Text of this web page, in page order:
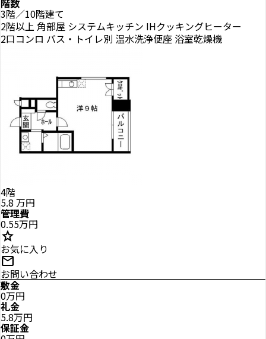
階数
3階／10階建て
2階以上 角部屋 システムキッチン IHクッキングヒーター
2口コンロ バス・トイレ別 温水洗浄便座 浴室乾燥機
4階
5.8 万円
管理費
0.55万円
star
お気に入り
mail
お問い合わせ
敷金
0万円
礼金
5.8万円
保証金